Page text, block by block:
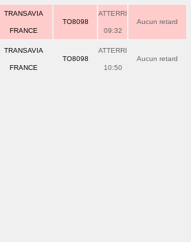
TRANSAVIA
FRANCE
TO8098
ATTERRI
09:32
Aucun retard
TRANSAVIA
FRANCE
TO8098
ATTERRI
10:50
Aucun retard